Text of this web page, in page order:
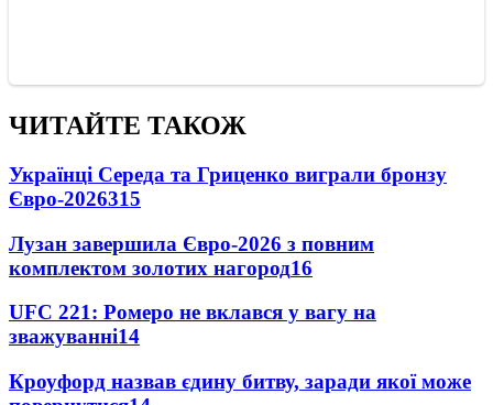
ЧИТАЙТЕ ТАКОЖ
Українці Середа та Гриценко виграли бронзу
Євро-2026315
Лузан завершила Євро-2026 з повним
комплектом золотих нагород16
UFC 221: Ромеро не вклався у вагу на
зважуванні14
Кроуфорд назвав єдину битву, заради якої може